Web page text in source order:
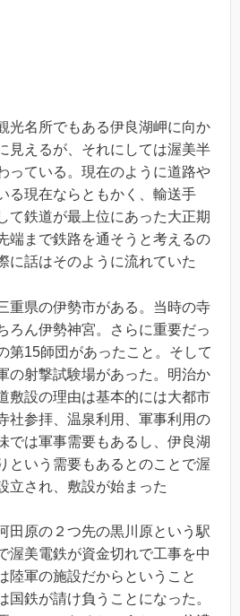
光名所でもある伊良湖岬に向か
見えるが、それにしては渥美半
っている。現在のように道路や
る現在ならともかく、輸送手
て鉄道が最上位にあった大正期
端まで鉄路を通そうと考えるの
に話はそのように流れていた
重県の伊勢市がある。当時の寺
ろん伊勢神宮。さらに重要だっ
第15師団があったこと。そして
の射撃試験場があった。明治か
敷設の理由は基本的には大都市
社参拝、温泉利用、軍事利用の
では軍事需要もあるし、伊良湖
という需要もあるとのことで渥
立され、敷設が始まった
田原の２つ先の黒川原という駅
渥美電鉄が資金切れで工事を中
陸軍の施設だからということ
国鉄が請け負うことになった。